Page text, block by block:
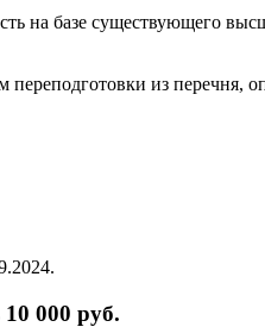
на базе существующего
из перечня,
000 руб.